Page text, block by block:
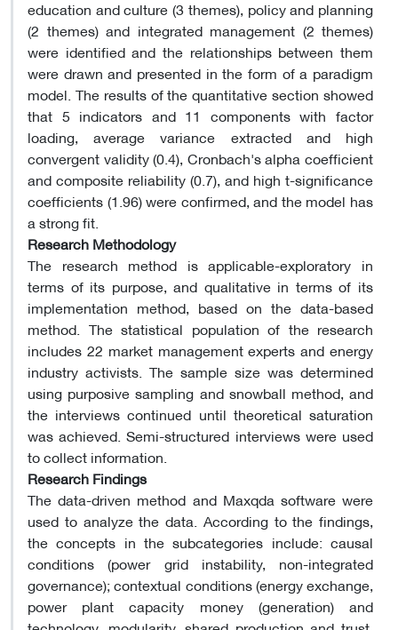
education and culture (3 themes), policy and planning
(2 themes) and integrated management (2 themes)
were identified and the relationships between them
were drawn and presented in the form of a paradigm
model. The results of the quantitative section showed
that 5 indicators and 11 components with factor
loading, average variance extracted and high
convergent validity (0.4), Cronbach's alpha coefficient
and composite reliability (0.7), and high t-significance
coefficients (1.96) were confirmed, and the model has
a strong fit.
Research Methodology
The research method is applicable-exploratory in
terms of its purpose, and qualitative in terms of its
implementation method, based on the data-based
method. The statistical population of the research
includes 22 market management experts and energy
industry activists. The sample size was determined
using purposive sampling and snowball method, and
the interviews continued until theoretical saturation
was achieved. Semi-structured interviews were used
to collect information.
Research Findings
The data-driven method and Maxqda software were
used to analyze the data. According to the findings,
the concepts in the subcategories include: causal
conditions (power grid instability, non-integrated
governance); contextual conditions (energy exchange,
power plant capacity money (generation) and